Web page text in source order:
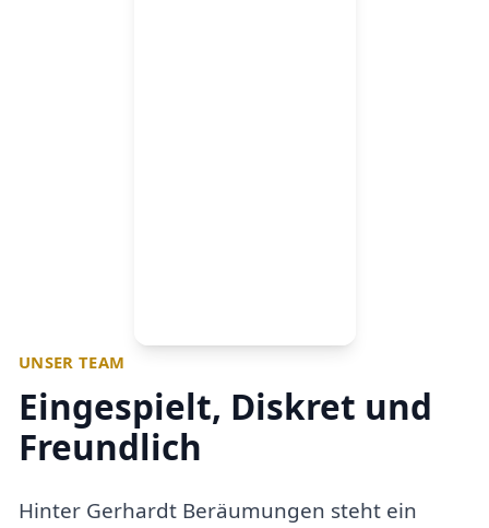
UNSER TEAM
Eingespielt, Diskret und
Freundlich
Hinter Gerhardt Beräumungen steht ein